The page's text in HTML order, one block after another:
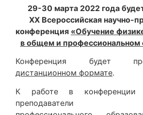
29-30 марта 2022 года
XX Всероссийская научно-
конференция «Обучение
в общем и профессиональном
Конференция будет
дистанционном формате.
К работе в конференции
преподаватели